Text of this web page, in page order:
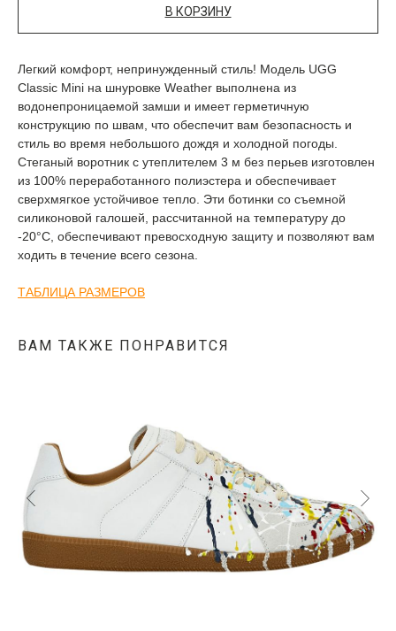
В КОРЗИНУ
Легкий комфорт, непринужденный стиль! Модель UGG
Classic Mini на шнуровке Weather выполнена из
водонепроницаемой замши и имеет герметичную
конструкцию по швам, что обеспечит вам безопасность и
стиль во время небольшого дождя и холодной погоды.
Стеганый воротник с утеплителем 3 м без перьев изготовлен
из 100% переработанного полиэстера и обеспечивает
сверхмягкое устойчивое тепло. Эти ботинки со съемной
силиконовой галошей, рассчитанной на температуру до
-20°C, обеспечивают превосходную защиту и позволяют вам
ходить в течение всего сезона.
ТАБЛИЦА РАЗМЕРОВ
ВАМ ТАКЖЕ ПОНРАВИТСЯ